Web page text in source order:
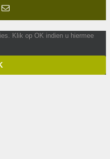
E-
Klik op OK indien u hiermee